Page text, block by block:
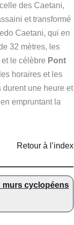
des Caetani,
et transformé
Caetani, qui en
32 mètres, les
le célèbre Pont
horaires et les
durent une heure et
en empruntant la
Retour à l’index
murs cyclopéens